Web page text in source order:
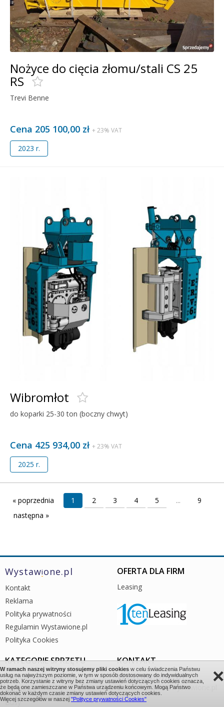
Nożyce do cięcia złomu/stali CS 25
RS
Trevi Benne
Cena 205 100,00 zł + 23% VAT
2023 r.
Wibromłot
do koparki 25-30 ton (boczny chwyt)
Cena 425 934,00 zł + 23% VAT
2025 r.
« poprzednia 1 2 3 4 5 ...
9
następna »
Wystawione.pl
Kontakt
Reklama
Polityka prywatności
Regulamin Wystawione.pl
Polityka Cookies
OFERTA DLA FIRM
Leasing
KATEGORIE SPRZĘTU
Samochody osobowe
Autobusy
Busy
KONTAKT
Wystawione.pl
e-mail:kontakt@wystawione.pl
×
W ramach naszej witryny stosujemy pliki cookies w celu świadczenia Państwu
usług na najwyższym poziomie, w tym w sposób dostosowany do indywidualnych
potrzeb. Korzystanie z witryny bez zmiany ustawień dotyczących cookies oznacza,
że będą one zamieszczane w Państwa urządzeniu końcowym. Mogą Państwo
dokonać w każdym czasie zmiany ustawień dotyczących cookies.
Więcej szczegółów w naszej "Polityce prywatności Cookies"